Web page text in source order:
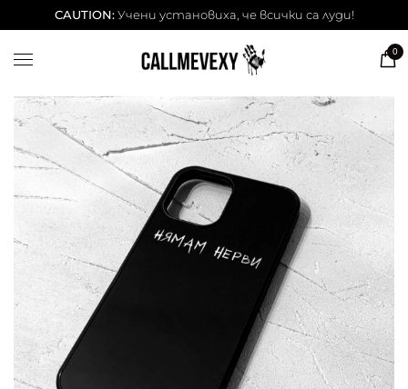
CAUTION:Учени установиха, че всички са луди!
0
ТЕНИСКИ
ЧАШИ
КЕЙСОВЕ
BESTSELLERS
ЛЕТНИ СЕТОВЕ
АКСЕСОАРИ
Our Cool Kids ✨
info@callmevexy.com